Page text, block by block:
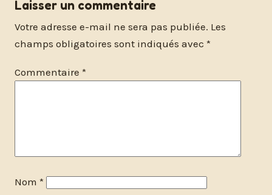
Laisser un commentaire
Votre adresse e-mail ne sera pas publiée. Les
champs obligatoires sont indiqués avec *
Commentaire *
Nom *